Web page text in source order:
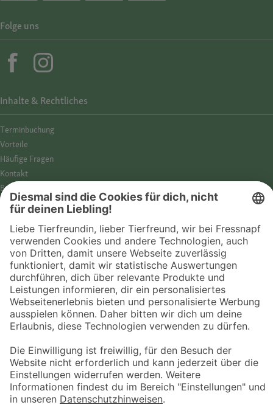
© 2026 Fressnapf Tiernahrungs GmbH
Westpreußenstraße 32-38
47809 Krefeld
Inhalte & Rechtliches
Termin­buchung
Vorteile
Häufige Fragen
Kontakt
Barrierefreiheit
Impressum
Datenschutz­hinweise
Cookies
AGB
Entdecke Fressnapf
Tierversicherung
GPS-Tracker
Fressnapf Salon
Online-Shop
Folge uns